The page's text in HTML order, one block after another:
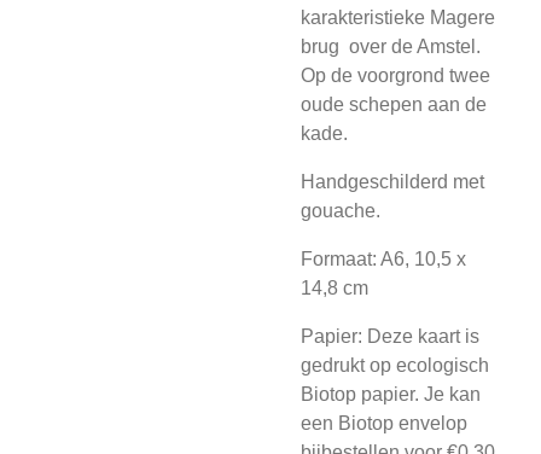
karakteristieke Magere
brug over de Amstel.
Op de voorgrond twee
oude schepen aan de
kade.
Handgeschilderd met
gouache.
Formaat: A6, 10,5 x
14,8 cm
Papier: Deze kaart is
gedrukt op ecologisch
Biotop papier. Je kan
een Biotop envelop